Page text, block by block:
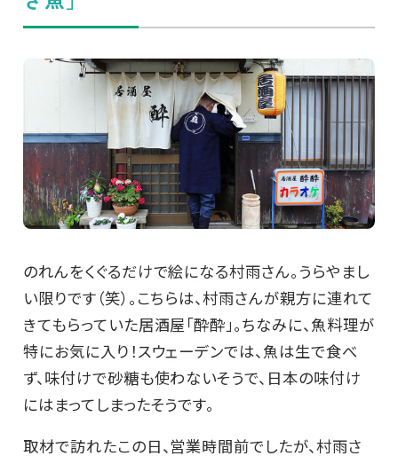
のれんをくぐるだけで絵になる村雨さん。うらやまし
い限りです（笑）。こちらは、村雨さんが親方に連れて
きてもらっていた居酒屋「酔酔」。ちなみに、魚料理が
特にお気に入り！スウェーデンでは、魚は生で食べ
ず、味付けで砂糖も使わないそうで、日本の味付け
にはまってしまったそうです。
取材で訪れたこの日、営業時間前でしたが、村雨さ